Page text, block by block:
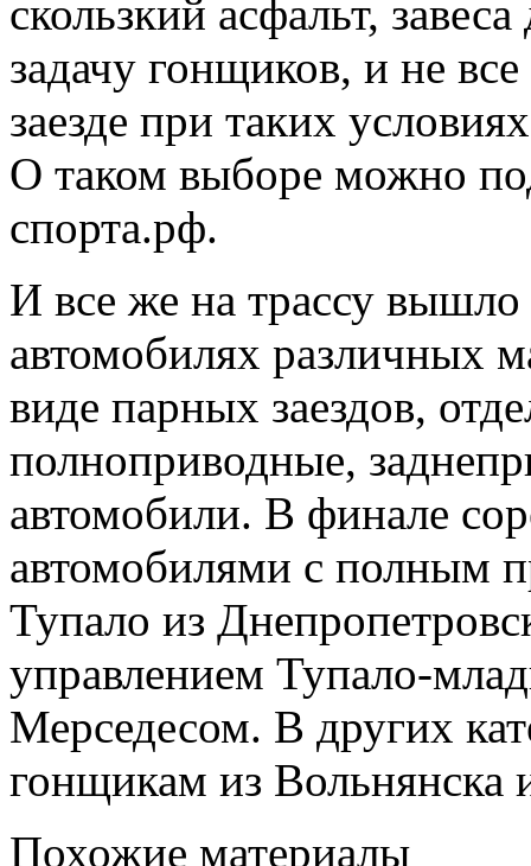
скользкий асфальт,
задачу гонщиков, и не
заезде при таких
О таком выборе можно
спорта.рф.
И все же на трассу
автомобилях различных
виде парных заездов,
полноприводные,
автомобили. В финале
автомобилями с полным
Тупало из
управлением Тупало-
Мерседесом. В других
гонщикам из Вольнянска
Похожие материалы